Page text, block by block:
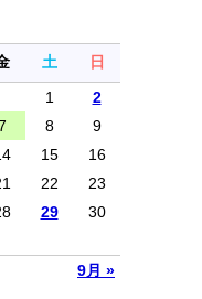
土 日
9月 »
1
2
8
9
15
16
22
23
29
30